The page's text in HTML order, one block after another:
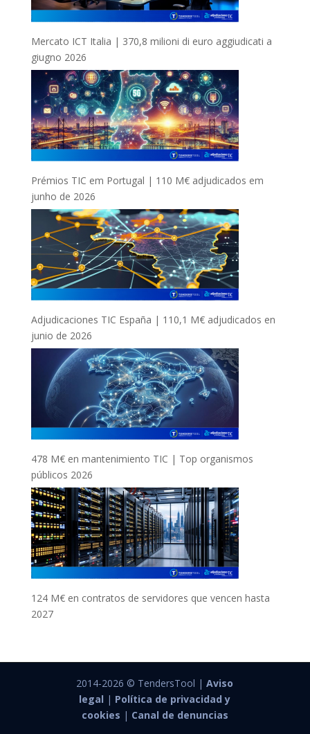
Mercato ICT Italia | 370,8 milioni di euro aggiudicati a
giugno 2026
Prémios TIC em Portugal | 110 M€ adjudicados em
junho de 2026
Adjudicaciones TIC España | 110,1 M€ adjudicados en
junio de 2026
478 M€ en mantenimiento TIC | Top organismos
públicos 2026
124 M€ en contratos de servidores que vencen hasta
2027
2014-2026 © TendersTool |Aviso
legal | Política de privacidad y
cookies | Canal de denuncias